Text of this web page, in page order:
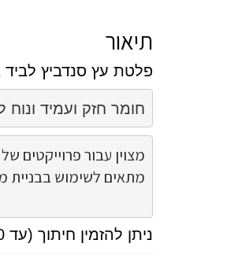
תיאור
פלטת עץ סנדביץ לביד במידות
חומר חזק ועמיד ונוח
מתאים לשימוש בבניית
ניתן להזמין חיתוך (עד 10 חיתוכים) בעלות 120 שח.